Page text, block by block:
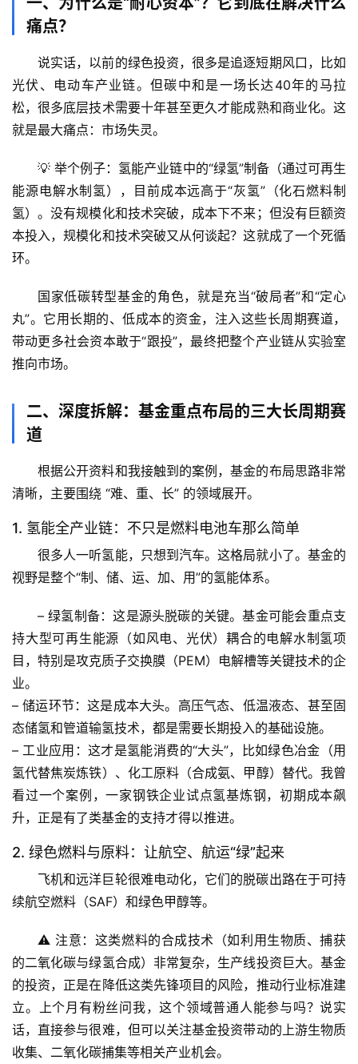
页
专
题
列
表
痛点？
说实话，以前的绿色投资，很多是追逐短期风口，比如
光伏、电动车产业链。但碳中和是一场长达40年的马拉
松，很多底层技术需要十年甚至更久才能成熟和商业化。这
就是最大痛点： 市场失灵。
💡 举个例子：氢能产业链中的“绿氢”制备（通过可再生
能源电解水制氢），目前成本远高于“灰氢”（化石燃料制
氢）。没有规模化和技术突破，成本下不来；但没有巨额资
本投入，规模化和技术突破又从何谈起？这就成了一个死循
环。
国家低碳转型基金的角色，就是充当“破局者”和“定心
丸”。它用长期的、低成本的资金，注入这些长周期赛道，
带动更多社会资本敢于“跟投”，最终把整个产业链从实验室
推向市场。
二、深度拆解：基金重点布局的三大长周期赛
道
根据公开资料和我接触到的案例，基金的布局思路非常
清晰，主要围绕 “难、重、长” 的领域展开。
1. 氢能全产业链：不只是燃料电池车那么简单
很多人一听氢能，只想到汽车。这格局就小了。基金的
视野是整个“制、储、运、加、用”的氢能体系。
– 绿氢制备：这是源头脱碳的关键。基金可能会重点支
持大型可再生能源（如风电、光伏）耦合的电解水制氢项
目，特别是攻克质子交换膜（PEM）电解槽等关键技术的企
业。
– 储运环节：这是成本大头。高压气态、低温液态、甚至固
态储氢和管道输氢技术，都是需要长期投入的基础设施。
– 工业应用 ：这才是氢能消费的“大头”，比如绿色冶金 （用
氢代替焦炭炼铁）、化工原料（合成氨、甲醇）替代。我曾
看过一个案例，一家钢铁企业试点氢基炼钢，初期成本飙
升，正是有了类基金的支持才得以推进。
2. 绿色燃料与原料：让航空、航运“绿”起来
飞机和远洋巨轮很难电动化，它们的脱碳出路在于可持
续航空燃料（SAF） 和绿色甲醇等。
⚠️ 注意 ：这类燃料的合成技术（如利用生物质、捕获
的二氧化碳与绿氢合成）非常复杂，生产线投资巨大。基金
的投资，正是在降低这类先锋项目的风险，推动行业标准建
立。上个月有粉丝问我，这个领域普通人能参与吗？说实
话，直接参与很难，但可以关注基金投资带动的上游生物质
收集、二氧化碳捕集等相关产业机会。